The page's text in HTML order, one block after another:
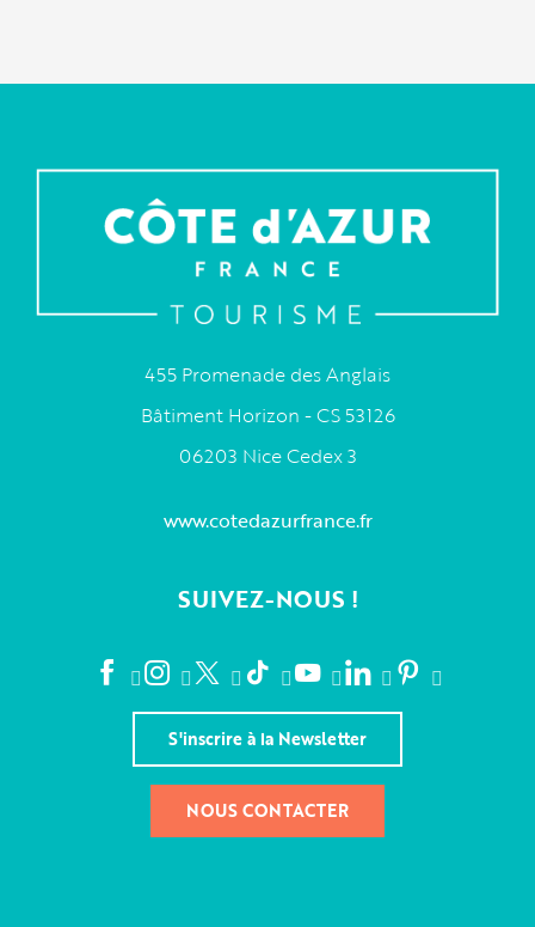
455 Promenade des Anglais
Bâtiment Horizon - CS 53126
06203 Nice Cedex 3
www.cotedazurfrance.fr
SUIVEZ-NOUS !
S'inscrire à la Newsletter
NOUS CONTACTER